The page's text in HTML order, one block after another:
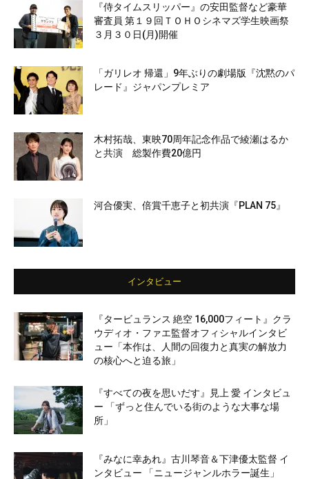
『侍タイムスリッパー』の安田監督など豪華
審査員 第１９回ＴＯＨＯシネマズ学生映画祭
３月３０日(月)開催
「ガリレオ 帰還」9年ぶりの劇場版『沈黙のパ
レード』ジャパンプレミア
木村拓哉、東映70周年記念作品で綾瀬はるか
と共演 総製作費20億円
河合優実、倍賞千恵子と初共演『PLAN 75』
インタビュー
『タービュランス 絶空 16,000フィート』クラ
ウディオ・ファエ監督オフィシャルインタビ
ュー「本作は、人間の回復力と真実の解放力
の核心へと迫る旅」
『すべての夜を思いだす』見上 愛 インタビュ
ー 「ずっと住んでいる街のような大事な場
所」
『みなに幸あれ』古川琴音＆下津優太監督 イ
ンタビュー 「ニュージャンルホラー誕生」